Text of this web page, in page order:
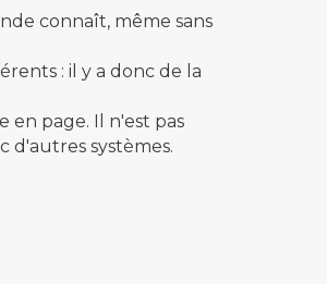
connaît, même sans
: il y a donc de la
en page. Il n'est pas
d'autres systèmes.